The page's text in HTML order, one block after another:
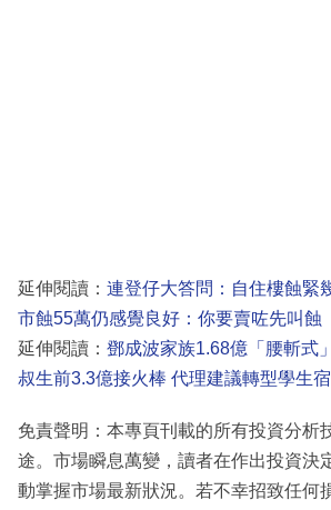
延伸閱讀： 連登仔大答問：自住樓蝕緊
市蝕55萬仍感覺良好：你要賣咗先叫蝕
延伸閱讀： 鄧成波家族1.68億「腰斬式
叔生前3.3億接火棒 代理建議轉型學生
免責聲明：本專頁刊載的所有投資分析
途。市場瞬息萬變，讀者在作出投資決
動掌握市場最新狀況。若不幸招致任何